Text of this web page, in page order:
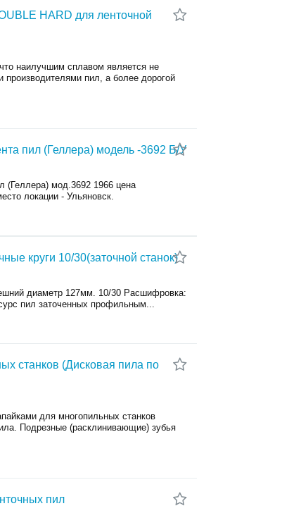
HARD для ленточной
наилучшим сплавом является не
пил, а более дорогой
пил (Геллера) модель -3692 Б/У
(Геллера) мод.3692 1966 цена
локации - Ульяновск.
круги 10/30(заточной станок)
диаметр 127мм. 10/30 Расшифровка:
пил заточенных профильным...
станков (Дисковая пила по
для многопильных станков
Подрезные (расклинивающие) зубья
пил